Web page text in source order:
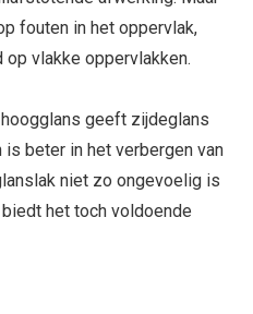
fouten in het oppervlak,
vlakke oppervlakken.
geeft zijdeglans
beter in het verbergen van
niet zo ongevoelig is
het toch voldoende